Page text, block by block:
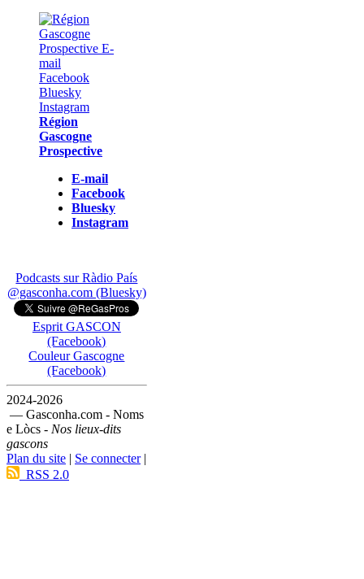
Région
Gascogne
Prospective
E-mail
Facebook
Bluesky
Instagram
Podcasts sur Ràdio País
@gasconha.com (Bluesky)
Esprit GASCON
(Facebook)
Couleur Gascogne
(Facebook)
2024-2026
— Gasconha.com - Noms
e Lòcs - Nos lieux-dits
gascons
Plan du site | Se connecter|
RSS 2.0